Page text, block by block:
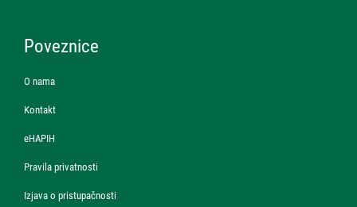
Poveznice
O nama
Kontakt
eHAPIH
Pravila privatnosti
Izjava o pristupačnosti